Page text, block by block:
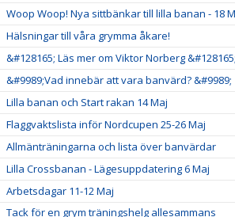
Woop Woop! Nya sittbänkar till lilla banan - 18
Hälsningar till våra grymma åkare!
&#128165; Läs mer om Viktor Norberg &#128165;
&#9989;Vad innebär att vara banvärd? &#9989;
Lilla banan och Start rakan 14 Maj
Flaggvaktslista inför Nordcupen 25-26 Maj
Allmänträningarna och lista över banvärdar
Lilla Crossbanan - Lägesuppdatering 6 Maj
Arbetsdagar 11-12 Maj
Tack för en grym träningshelg allesammans